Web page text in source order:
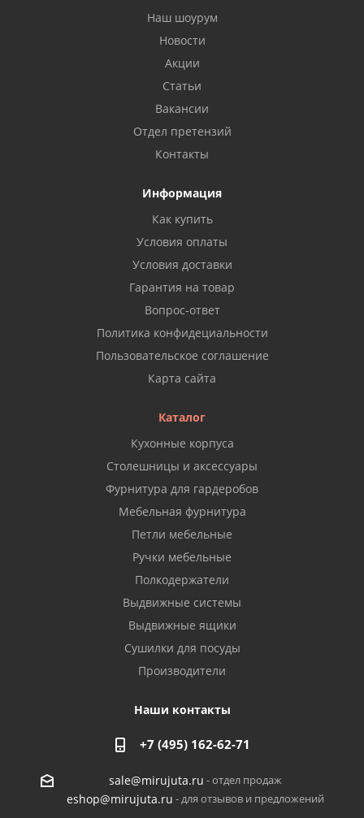
Наш шоурум
Новости
Акции
Статьи
Вакансии
Отдел претензий
Контакты
Информация
Как купить
Условия оплаты
Условия доставки
Гарантия на товар
Вопрос-ответ
Политика конфидециальности
Пользовательское соглашение
Карта сайта
Каталог
Кухонные корпуса
Столешницы и аксессуары
Фурнитура для гардеробов
Мебельная фурнитура
Петли мебельные
Ручки мебельные
Полкодержатели
Выдвижные системы
Выдвижные ящики
Сушилки для посуды
Производители
Наши контакты
+7 (495) 162-62-71
sale@mirujuta.ru - отдел продаж
eshop@mirujuta.ru - для отзывов и предложений